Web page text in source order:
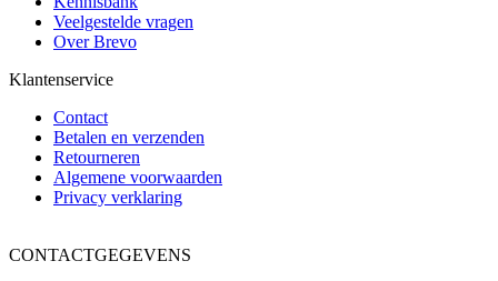
Veelgestelde vragen
Over Brevo
Klantenservice
Contact
Betalen en verzenden
Retourneren
Algemene voorwaarden
Privacy verklaring
CONTACTGEGEVENS